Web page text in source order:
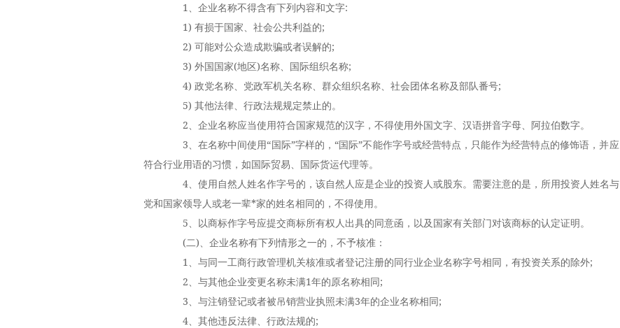
1、企业名称不得含有下列内容和文字:
1) 有损于国家、社会公共利益的;
2) 可能对公众造成欺骗或者误解的;
3) 外国国家(地区)名称、国际组织名称;
4) 政党名称、党政军机关名称、群众组织名称、社会团体名称及部队番号;
5) 其他法律、行政法规规定禁止的。
2、企业名称应当使用符合国家规范的汉字，不得使用外国文字、汉语拼音字母、阿拉伯数字。
3、在名称中间使用“国际”字样的，“国际”不能作字号或经营特点，只能作为经营特点的修饰语，并应
符合行业用语的习惯，如国际贸易、国际货运代理等。
4、使用自然人姓名作字号的，该自然人应是企业的投资人或股东。需要注意的是，所用投资人姓名与
党和国家领导人或老一辈*家的姓名相同的，不得使用。
5、以商标作字号应提交商标所有权人出具的同意函，以及国家有关部门对该商标的认定证明。
(二)、企业名称有下列情形之一的，不予核准：
1、与同一工商行政管理机关核准或者登记注册的同行业企业名称字号相同，有投资关系的除外;
2、与其他企业变更名称未满1年的原名称相同;
3、与注销登记或者被吊销营业执照未满3年的企业名称相同;
4、其他违反法律、行政法规的;